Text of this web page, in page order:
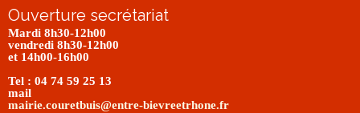
Ouverture secrétariat
Mardi 8h30-12h00
vendredi 8h30-12h00
et 14h00-16h00
Tel : 04 74 59 25 13
mail
mairie.couretbuis@entre-bievreetrhone.fr